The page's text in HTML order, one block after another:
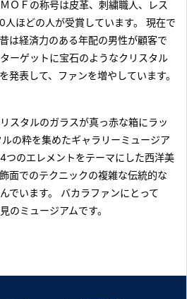
ＯＦの称号は皮革、刺繍職人、レス
人ほどの人が受賞しています。 現在で
は経済力のある年配の男性が顧客で
ーゲットに宝石のようなクリスタル
発表して、ファンを増やしています。
スタルのガラスが真っ赤な箱にラッ
の粋を集めたギャラリーミュージア
つのエレメントをテーマにした西洋美
面でのテクニックの複雑な伝統的な
でいます。 バカラファンにとって
のミュージアムです。